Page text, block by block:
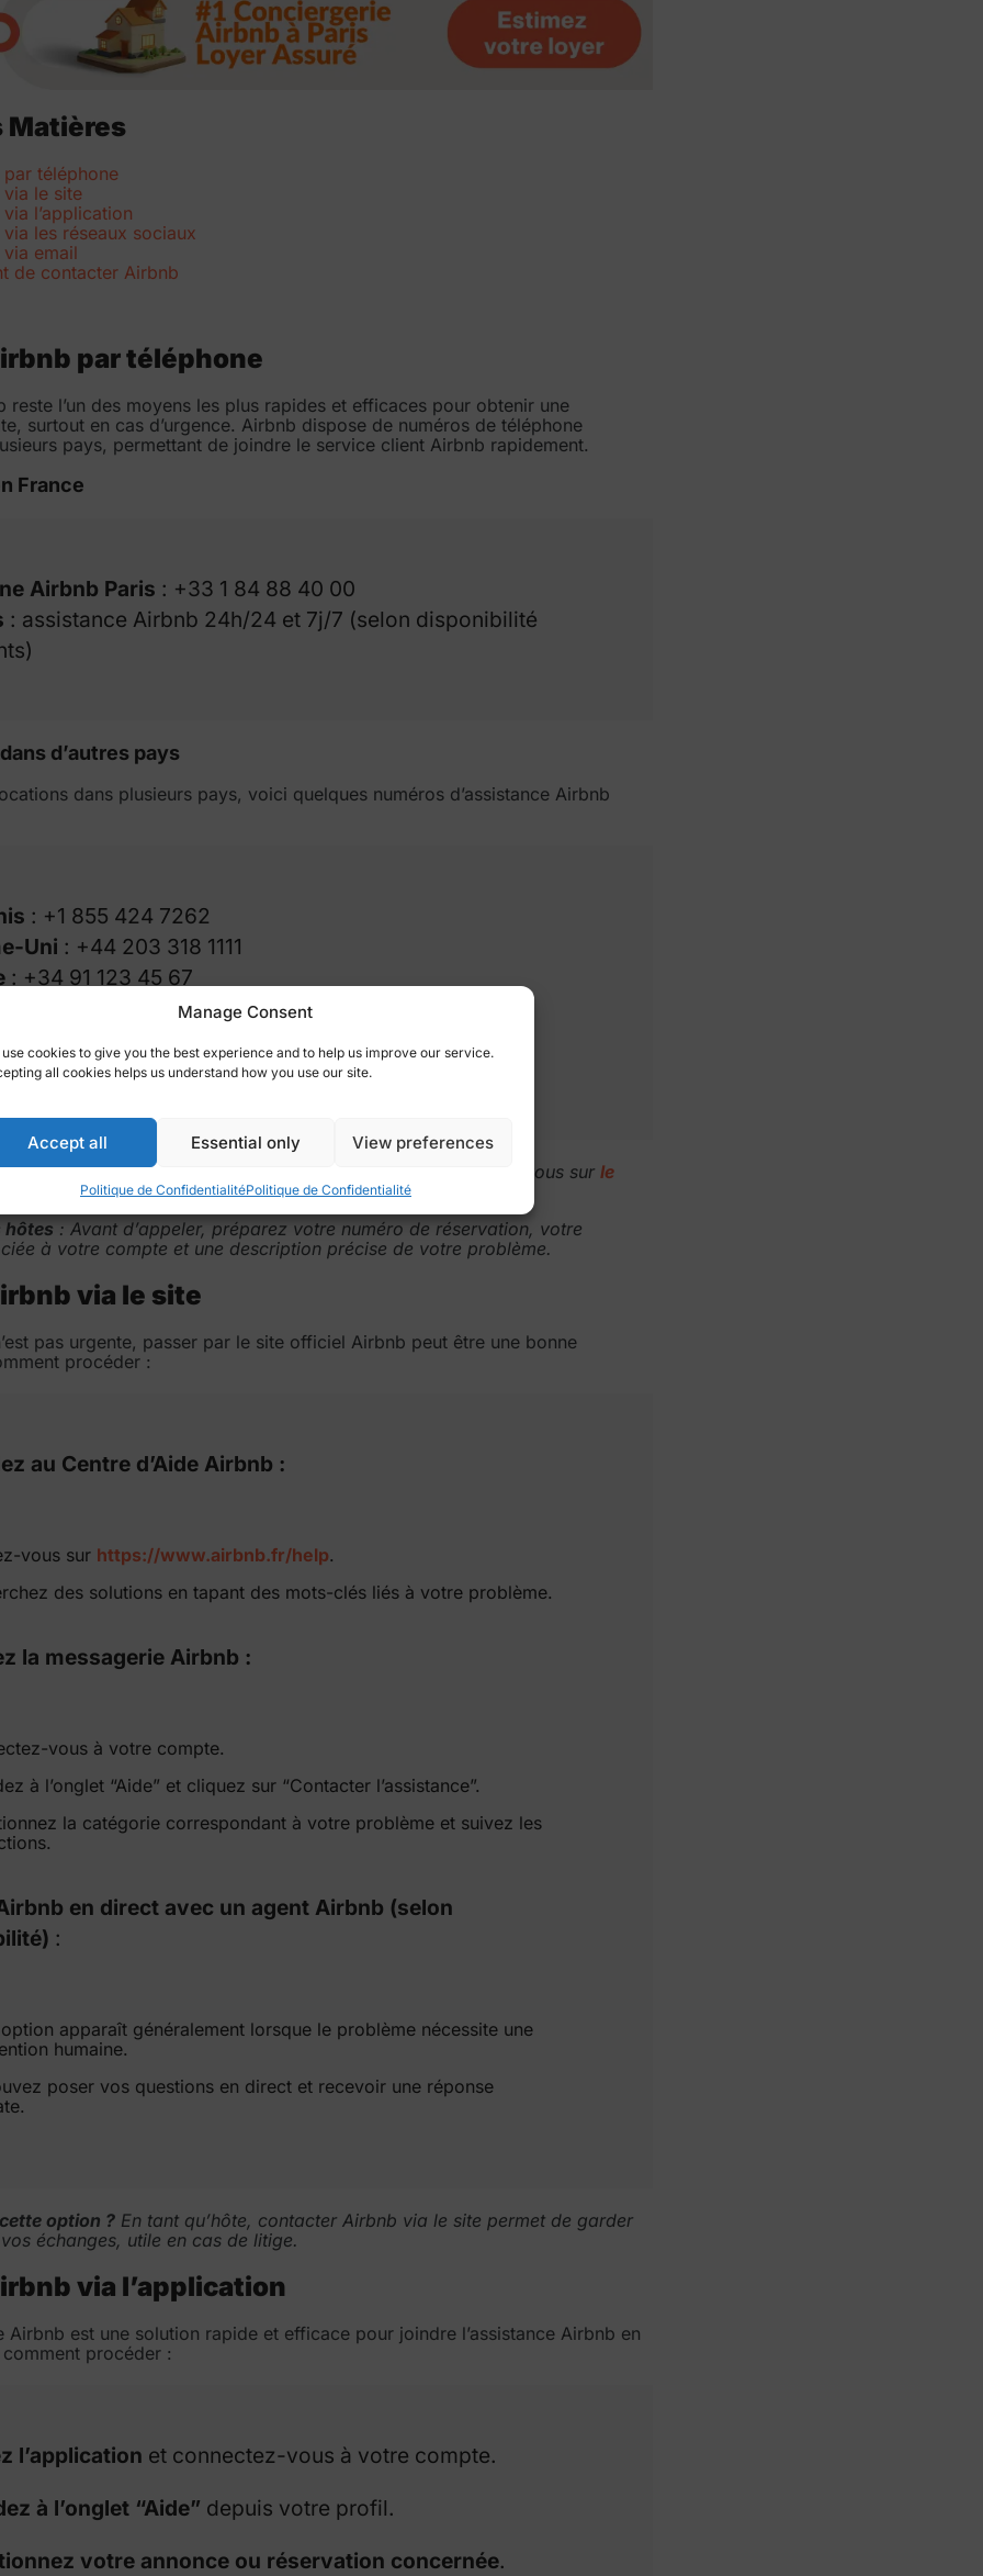
Manage Consent
use cookies to give you the best experience and to help us improve our service.
all cookies helps us understand how you use our site.
Accept all Essential only View preferences
Politique de ConfidentialitéPolitique de Confidentialité
Matières
téléphone
le site
l’application
les réseaux sociaux
email
de contacter Airbnb
par téléphone
reste l’un des moyens les plus rapides et efficaces pour obtenir une
surtout en cas d’urgence. Airbnb dispose de numéros de téléphone
pays, permettant de joindre le service client Airbnb rapidement.
France
Airbnb Paris : +33 1 84 88 40 00
: assistance Airbnb 24h/24 et 7j/7 (selon disponibilité
d’autres pays
dans plusieurs pays, voici quelques numéros d’assistance Airbnb
: +1 855 424 7262
Uni : +44 203 318 1111
: +34 91 123 45 67
: +351 30 880 88 88
consulter la liste complète des numéros disponibles, rendez-vous sur le
hôtes : Avant d’appeler, préparez votre numéro de réservation, votre
à votre compte et une description précise de votre problème.
via le site
pas urgente, passer par le site officiel Airbnb peut être une bonne
procéder :
au Centre d’Aide Airbnb :
vous sur https://www.airbnb.fr/help.
des solutions en tapant des mots-clés liés à votre problème.
la messagerie Airbnb :
vous à votre compte.
à l’onglet “Aide” et cliquez sur “Contacter l’assistance”.
la catégorie correspondant à votre problème et suivez les
en direct avec un agent Airbnb (selon
:
apparaît généralement lorsque le problème nécessite une
humaine.
poser vos questions en direct et recevoir une réponse
option ?En tant qu’hôte, contacter Airbnb via le site permet de garder
échanges, utile en cas de litige.
via l’application
Airbnb est une solution rapide et efficace pour joindre l’assistance Airbnb en
procéder :
l’application et connectez-vous à votre compte.
à l’onglet “Aide” depuis votre profil.
votre annonce ou réservation concernée.